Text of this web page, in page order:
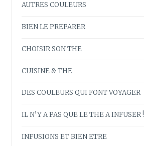
AUTRES COULEURS
BIEN LE PREPARER
CHOISIR SON THE
CUISINE & THE
DES COULEURS QUI FONT VOYAGER
IL N’Y A PAS QUE LE THE A INFUSER !
INFUSIONS ET BIEN ETRE